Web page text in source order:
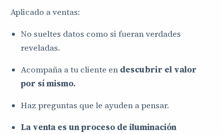
Aplicado a ventas:
No sueltes datos como si fueran verdades
reveladas.
Acompaña a tu cliente en descubrir el valor
por sí mismo.
Haz preguntas que le ayuden a pensar.
La venta es un proceso de iluminación